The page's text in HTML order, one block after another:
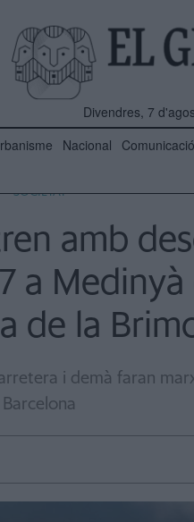
Divendres, 7
Nacional Comunicació
SOCIETAT
amb
a
de la
i demà faran
Barcelona